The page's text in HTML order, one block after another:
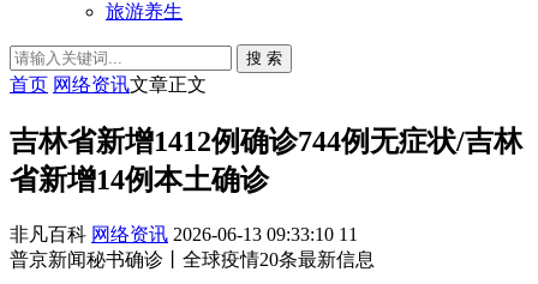
旅游养生
搜 索
首页 网络资讯文章正文
吉林省新增1412例确诊744例无症状/吉林
省新增14例本土确诊
非凡百科 网络资讯 2026-06-13 09:33:10 11
普京新闻秘书确诊丨全球疫情20条最新信息